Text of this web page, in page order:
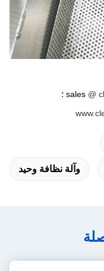
@
؛
وآلة نظافة وحيد